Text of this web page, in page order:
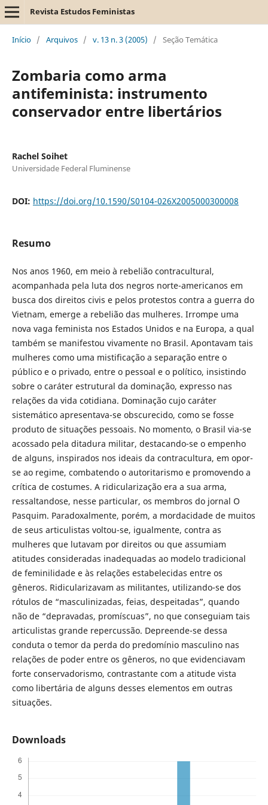
Revista Estudos Feministas
Início / Arquivos / v. 13 n. 3 (2005) / Seção Temática
Zombaria como arma
antifeminista: instrumento
conservador entre libertários
Rachel Soihet
Universidade Federal Fluminense
DOI: https://doi.org/10.1590/S0104-026X2005000300008
Resumo
Nos anos 1960, em meio à rebelião contracultural,
acompanhada pela luta dos negros norte-americanos em
busca dos direitos civis e pelos protestos contra a guerra do
Vietnam, emerge a rebelião das mulheres. Irrompe uma
nova vaga feminista nos Estados Unidos e na Europa, a qual
também se manifestou vivamente no Brasil. Apontavam tais
mulheres como uma mistificação a separação entre o
público e o privado, entre o pessoal e o político, insistindo
sobre o caráter estrutural da dominação, expresso nas
relações da vida cotidiana. Dominação cujo caráter
sistemático apresentava-se obscurecido, como se fosse
produto de situações pessoais. No momento, o Brasil via-se
acossado pela ditadura militar, destacando-se o empenho
de alguns, inspirados nos ideais da contracultura, em opor-
se ao regime, combatendo o autoritarismo e promovendo a
crítica de costumes. A ridicularização era a sua arma,
ressaltandose, nesse particular, os membros do jornal O
Pasquim. Paradoxalmente, porém, a mordacidade de muitos
de seus articulistas voltou-se, igualmente, contra as
mulheres que lutavam por direitos ou que assumiam
atitudes consideradas inadequadas ao modelo tradicional
de feminilidade e às relações estabelecidas entre os
gêneros. Ridicularizavam as militantes, utilizando-se dos
rótulos de “masculinizadas, feias, despeitadas”, quando
não de “depravadas, promíscuas”, no que conseguiam tais
articulistas grande repercussão. Depreende-se dessa
conduta o temor da perda do predomínio masculino nas
relações de poder entre os gêneros, no que evidenciavam
forte conservadorismo, contrastante com a atitude vista
como libertária de alguns desses elementos em outras
situações.
Downloads